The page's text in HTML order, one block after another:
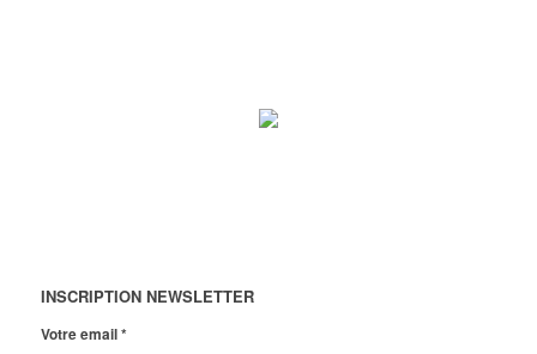
INSCRIPTION NEWSLETTER
Votre email*